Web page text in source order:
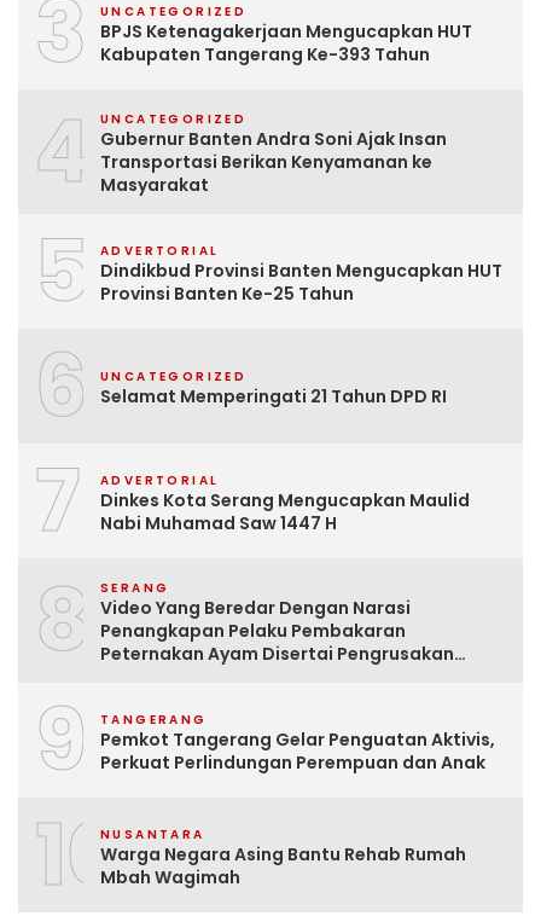
3 UNCATEGORIZED
BPJS Ketenagakerjaan Mengucapkan HUT
Kabupaten Tangerang Ke-393 Tahun
4 UNCATEGORIZED
Gubernur Banten Andra Soni Ajak Insan
Transportasi Berikan Kenyamanan ke
Masyarakat
5 ADVERTORIAL
Dindikbud Provinsi Banten Mengucapkan HUT
Provinsi Banten Ke-25 Tahun
6 UNCATEGORIZED
Selamat Memperingati 21 Tahun DPD RI
7 ADVERTORIAL
Dinkes Kota Serang Mengucapkan Maulid
Nabi Muhamad Saw 1447 H
8 SERANG
Video Yang Beredar Dengan Narasi
Penangkapan Pelaku Pembakaran
Peternakan Ayam Disertai Pengrusakan
9 TANGERANG
Pemkot Tangerang Gelar Penguatan Aktivis,
Perkuat Perlindungan Perempuan dan Anak
10NUSANTARA
Warga Negara Asing Bantu Rehab Rumah
Mbah Wagimah